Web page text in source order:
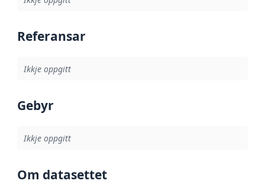
Referansar
Ikkje oppgitt
Gebyr
Ikkje oppgitt
Om datasettet